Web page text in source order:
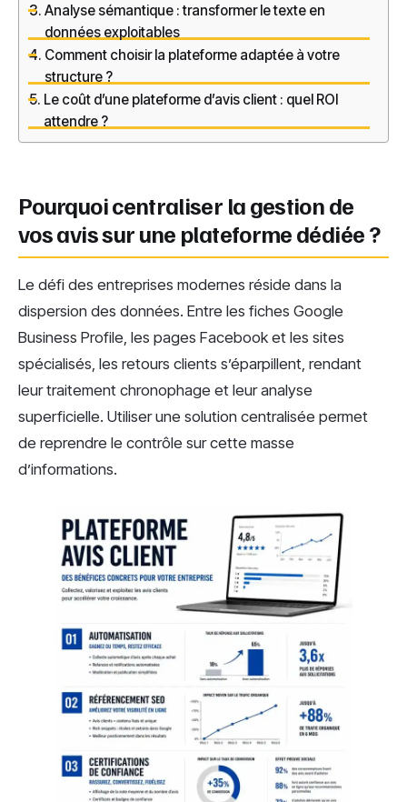
Analyse sémantique : transformer le texte en
données exploitables
Comment choisir la plateforme adaptée à votre
structure ?
Le coût d’une plateforme d’avis client : quel ROI
attendre ?
Pourquoi centraliser la gestion de
vos avis sur une plateforme dédiée ?
Le défi des entreprises modernes réside dans la
dispersion des données. Entre les fiches Google
Business Profile, les pages Facebook et les sites
spécialisés, les retours clients s’éparpillent, rendant
leur traitement chronophage et leur analyse
superficielle. Utiliser une solution centralisée permet
de reprendre le contrôle sur cette masse
d’informations.